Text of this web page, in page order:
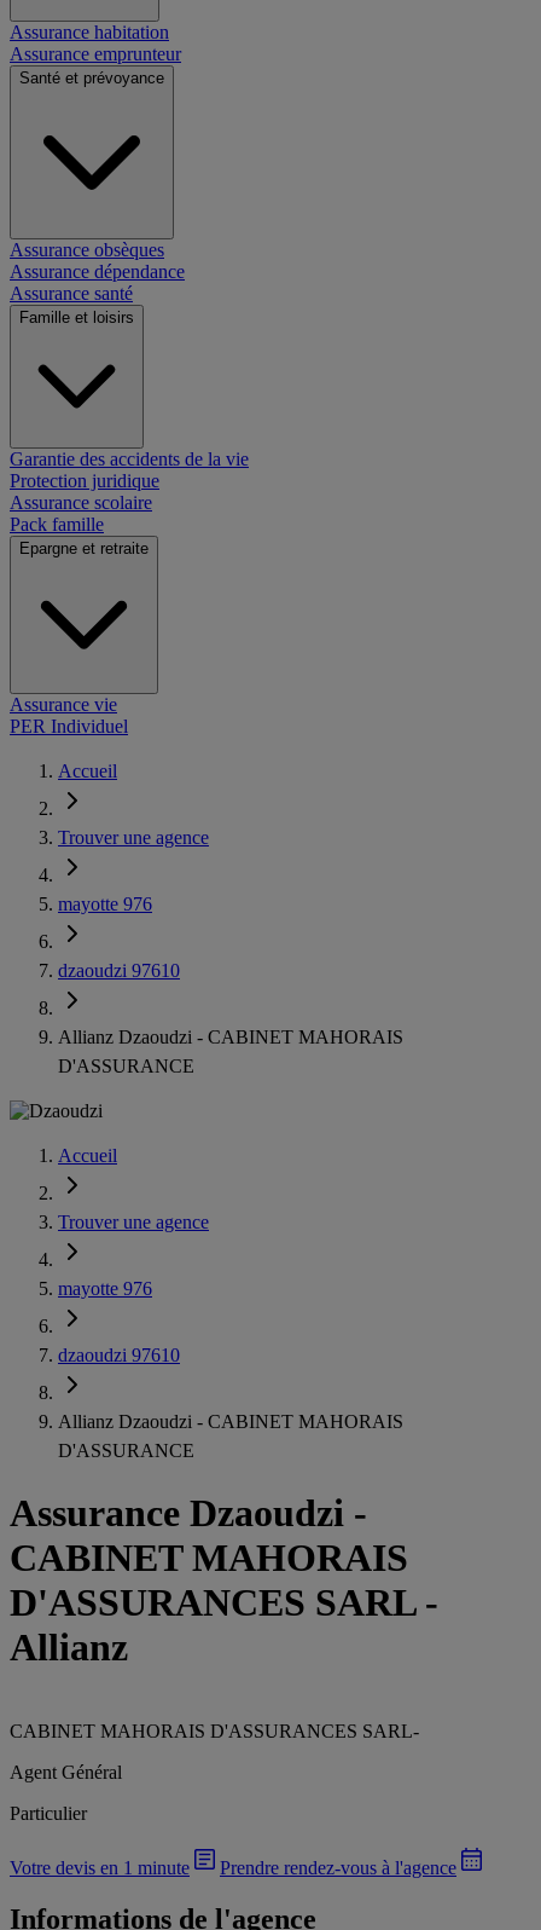
Assurance habitation
Assurance emprunteur
Santé et prévoyance
Assurance obsèques
Assurance dépendance
Assurance santé
Famille et loisirs
Garantie des accidents de la vie
Protection juridique
Assurance scolaire
Pack famille
Epargne et retraite
Assurance vie
PER Individuel
Accueil
Trouver une agence
mayotte 976
dzaoudzi 97610
Allianz Dzaoudzi - CABINET MAHORAIS
D'ASSURANCE
Accueil
Trouver une agence
mayotte 976
dzaoudzi 97610
Allianz Dzaoudzi - CABINET MAHORAIS
D'ASSURANCE
Assurance Dzaoudzi -
CABINET MAHORAIS
D'ASSURANCES SARL -
Allianz
CABINET MAHORAIS D'ASSURANCES SARL-
Agent Général
Particulier
Votre devis en 1 minute Prendre rendez-vous à l'agence
Informations de l'agence